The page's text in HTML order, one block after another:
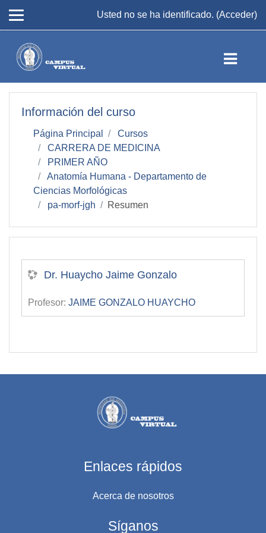
Usted no se ha identificado. (Acceder)
Información del curso
Página Principal
Cursos
CARRERA DE MEDICINA
PRIMER AÑO
Anatomía Humana - Departamento de
Ciencias Morfológicas
pa-morf-jgh
Resumen
Dr. Huaycho Jaime Gonzalo
Profesor: JAIME GONZALO HUAYCHO
Enlaces rápidos
Acerca de nosotros
Síganos